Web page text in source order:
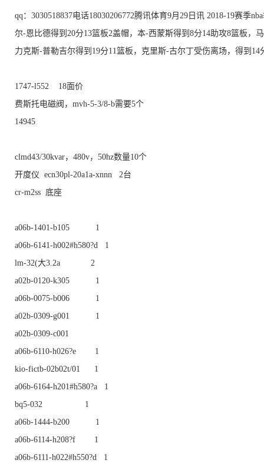
qq：3030518837电话18030206772腾讯体育9月29日讯 2018-19赛季
尔-恩比德得到20分13篮板2盖帽，本-西蒙斯得到8分14助攻8篮板，
力克斯-普勒吉尔得到19分11篮板，克里斯-古尔丁受伤离场，得到14
1747-l552 18面价
费斯托电磁阀，mvh-5-3/8-b需要5个
14945
clmd43/30kvar，480v，50hz数量10个
开度仪 ecn30pl-20a1a-xnnn 2台
cr-m2ss 底座
a06b-1401-b105 1
a06b-6141-h002#h580?d 1
lm-32(大3.2a 2
a02b-0120-k305 1
a06b-0075-b006 1
a02b-0309-g001 1
a02b-0309-c001
a06b-6110-h026?e 1
kio-fictb-02b02t/01 1
a06b-6164-h201#h580?a 1
bq5-032 1
a06b-1444-b200 1
a06b-6114-h208?f 1
a06b-6111-h022#h550?d 1